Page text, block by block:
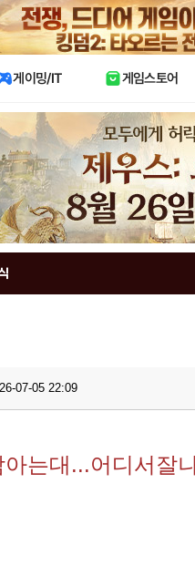
게이밍/IT 게임스토어
07-05 22:09
는대...어디서잘